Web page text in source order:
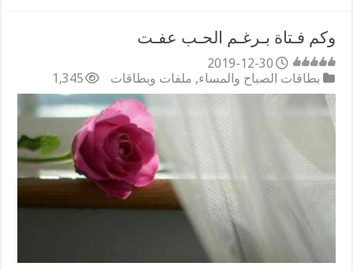
وكم فـتاة بـرغـم الحـب عفـت
2019-12-30
بطاقات الصباح والمساء, ملفات وبطاقات 1,345